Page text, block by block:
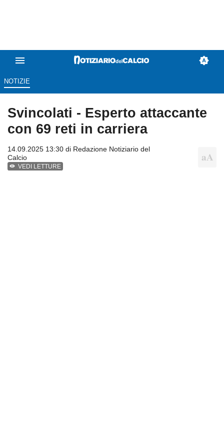
NOTIZIE
Svincolati - Esperto attaccante
con 69 reti in carriera
14.09.2025 13:30 di Redazione Notiziario del
Calcio
VEDI LETTURE